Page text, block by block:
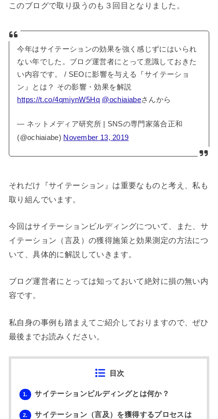
このブログで取り扱うのも３回目となりました。
今年はサイテーションの効果を強く感じずにはいられ
ない年でした。ブログ運営者にとって意識しておきた
い内容です。 / SEOに影響を与える『サイテーショ
ン』とは？ その影響・効果を解説
https://t.co/4qmiynW5Hq @ochiaiabeさんから
— ネットメディア研究所 | SNSの専門家落合正和
(@ochiaiabe) November 13, 2019
それだけ『サイテーション』は重要なものと考え、私も
取り組んでいます。
今回はサイテーションビルディングについて、また、サ
イテーション（言及）の獲得施策と効果測定の方法につ
いて、具体的に解説していきます。
ブログ運営者にとっては知っておいて絶対に損の無い内
容です。
私自身の事例も踏まえてご紹介しておりますので、ぜひ
最後までお読みください。
目次
1. サイテーションビルディングとは何か？
2.
サイテーション（言及）を獲得するプロセスは